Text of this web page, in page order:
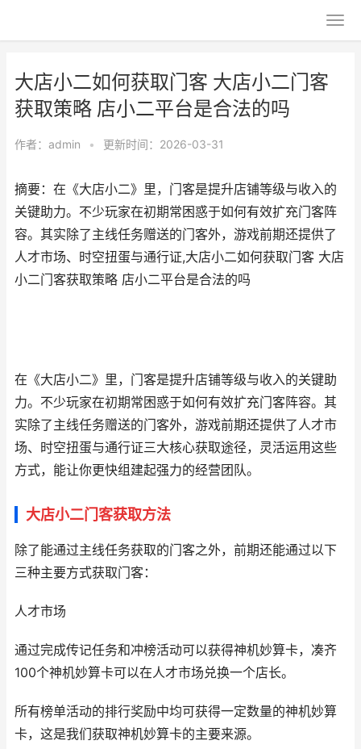
大店小二如何获取门客 大店小二门客
获取策略 店小二平台是合法的吗
作者： admin • 更新时间：2026-03-31
摘要：在《大店小二》里，门客是提升店铺等级与收入的
关键助力。不少玩家在初期常困惑于如何有效扩充门客阵
容。其实除了主线任务赠送的门客外，游戏前期还提供了
人才市场、时空扭蛋与通行证,大店小二如何获取门客 大店
小二门客获取策略 店小二平台是合法的吗
在《大店小二》里，门客是提升店铺等级与收入的关键助
力。不少玩家在初期常困惑于如何有效扩充门客阵容。其
实除了主线任务赠送的门客外，游戏前期还提供了人才市
场、时空扭蛋与通行证三大核心获取途径，灵活运用这些
方式，能让你更快组建起强力的经营团队。
大店小二门客获取方法
除了能通过主线任务获取的门客之外，前期还能通过以下
三种主要方式获取门客：
人才市场
通过完成传记任务和冲榜活动可以获得神机妙算卡，凑齐
100个神机妙算卡可以在人才市场兑换一个店长。
所有榜单活动的排行奖励中均可获得一定数量的神机妙算
卡，这是我们获取神机妙算卡的主要来源。